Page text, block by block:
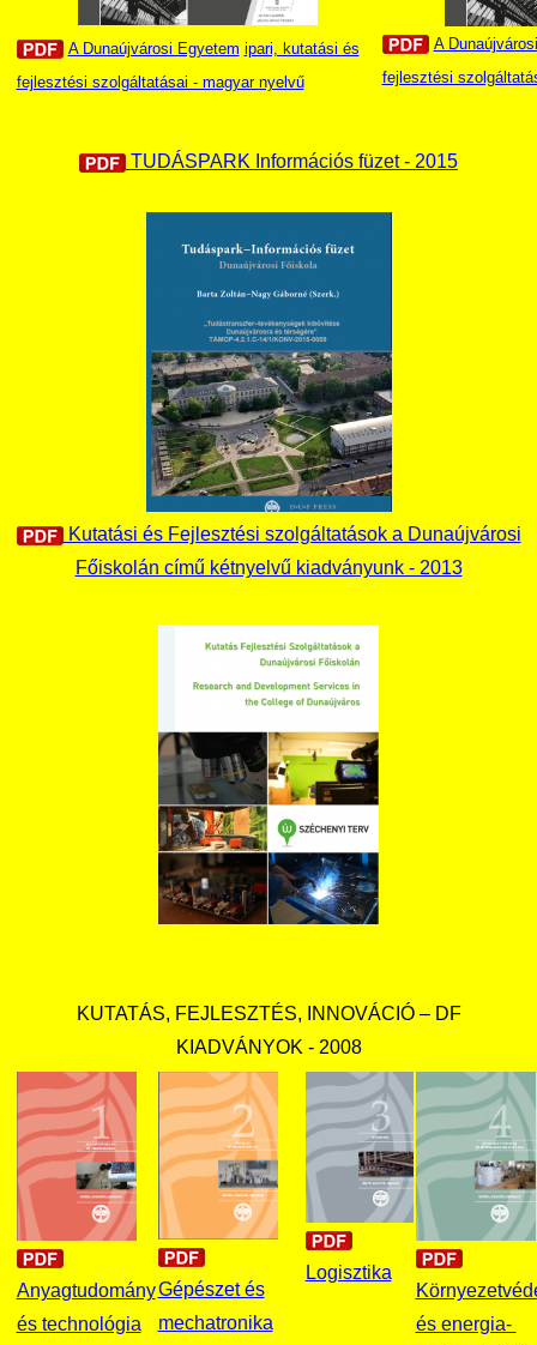
A Dunaújvárosi Egyetem ipari, kutatási és
fejlesztési szolgáltatásai - magyar nyelvű
A
fejlesztési
TUDÁSPARK Információs füzet - 2015
Kutatási és Fejlesztési szolgáltatások a Dunaújvárosi
Főiskolán című kétnyelvű kiadványunk - 2013
KUTATÁS, FEJLESZTÉS, INNOVÁCIÓ – DF
KIADVÁNYOK - 2008
Anyagtudomány
és technológia
Gépészet és
mechatronika
Logisztika
és energia-